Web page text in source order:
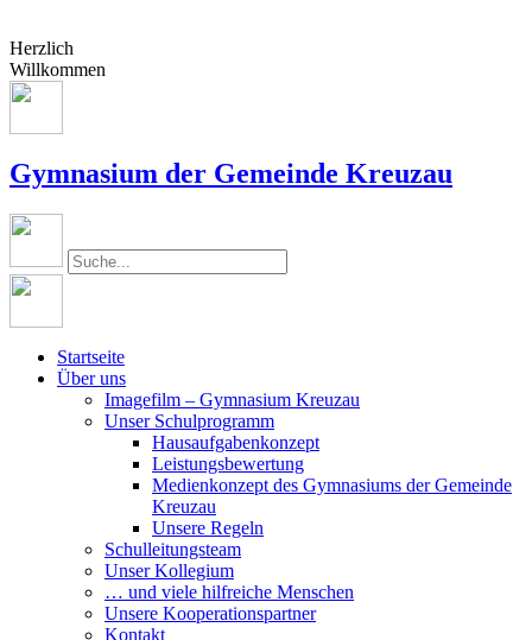
Herzlich
Willkommen
Gymnasium der Gemeinde Kreuzau
Startseite
Über uns
Imagefilm – Gymnasium Kreuzau
Unser Schulprogramm
Hausaufgabenkonzept
Leistungsbewertung
Medienkonzept des Gymnasiums der Gemeinde
Kreuzau
Unsere Regeln
Schulleitungsteam
Unser Kollegium
… und viele hilfreiche Menschen
Unsere Kooperationspartner
Kontakt